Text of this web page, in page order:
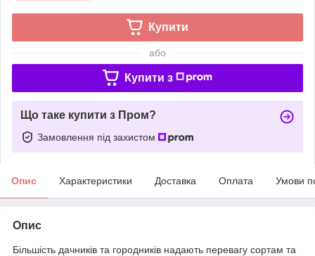
Купити
або
Купити з
Що таке купити з Пром?
Замовлення під захистом
Опис Характеристики Доставка Оплата Умови
Опис
Більшість дачників та городників надають перевагу сортам та